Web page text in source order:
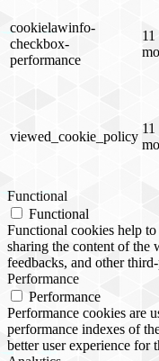
cookielawinfo-
checkbox-
performance
11
viewed_cookie_policy
11
Functional
Functional
Functional cookies help
sharing the content of the
feedbacks, and other
Performance
Performance
Performance cookies are
performance indexes of
better user experience for